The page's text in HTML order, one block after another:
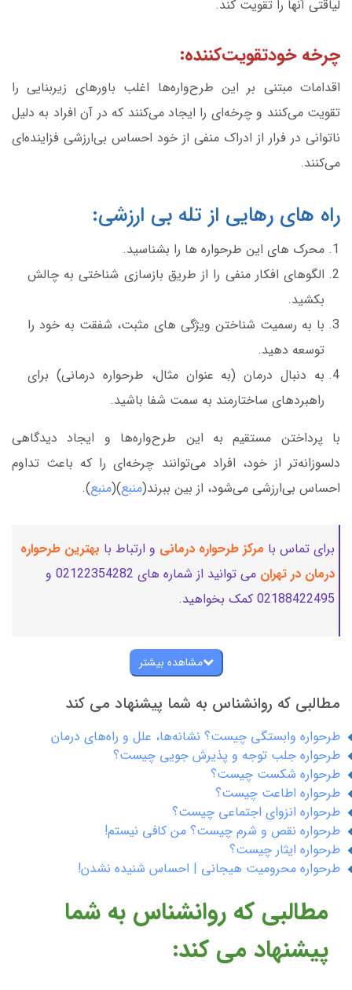
لیاقتی آنها را تقویت کند.
چرخه خودتقویت‌کننده:
اقدامات مبتنی بر این طرح‌واره‌ها اغلب باورهای زیربنایی را
تقویت می‌کنند و چرخه‌ای را ایجاد می‌کنند که در آن افراد به دلیل
ناتوانی در فرار از ادراک منفی از خود احساس بی‌ارزشی فزاینده‌ای
می‌کنند.
راه های رهایی از تله بی ارزشی:
محرک های این طرحواره ها را بشناسید.
الگوهای افکار منفی را از طریق بازسازی شناختی به چالش
بکشید.
با به رسمیت شناختن ویژگی های مثبت، شفقت به خود را
توسعه دهید.
به دنبال درمان (به عنوان مثال، طرحواره درمانی) برای
راهبردهای ساختارمند به سمت شفا باشید.
با پرداختن مستقیم به این طرح‌واره‌ها و ایجاد دیدگاهی
دلسوزانه‌تر از خود، افراد می‌توانند چرخه‌ای را که باعث تداوم
احساس بی‌ارزشی می‌شود، از بین ببرند(منبع)(منبع).
برای تماس با مرکز طرحواره درمانی و ارتباط با بهترین طرحواره
درمان در تهران
می توانید از شماره های 02122354282 و
02188422495 کمک بخواهید.
مشاهده بیشتر
مطالبی که روانشناس به شما پیشنهاد می کند
طرحواره وابستگی چیست؟ نشانه‌ها، علل و راه‌های درمان
طرحواره جلب توجه و پذیرش جویی چیست؟
طرحواره شکست چیست؟
طرحواره اطاعت چیست؟
طرحواره انزوای اجتماعی چیست؟
طرحواره نقص و شرم چیست؟ من کافی نیستم!
طرحواره ایثار چیست؟
طرحواره محرومیت هیجانی | احساس شنیده نشدن!
مطالبی که روانشناس به شما
پیشنهاد می کند: